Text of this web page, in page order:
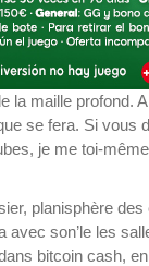
la maille profond.
se fera. Si vous
je me toi-
planisphère
avec son’le les
bitcoin cash,